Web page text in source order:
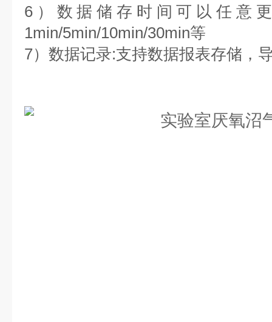
6）数据储存时间可以任意
1min/5min/10min/30min等
7）数据记录:支持数据报表存储，